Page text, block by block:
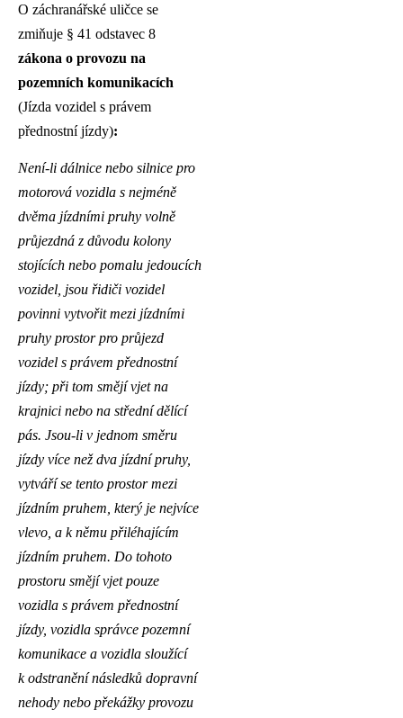
O záchranářské uličce se
zmiňuje § 41 odstavec 8
zákona o provozu na
pozemních komunikacích
(Jízda vozidel s právem
přednostní jízdy):
Není-li dálnice nebo silnice pro
motorová vozidla s nejméně
dvěma jízdními pruhy volně
průjezdná z důvodu kolony
stojících nebo pomalu jedoucích
vozidel, jsou řidiči vozidel
povinni vytvořit mezi jízdními
pruhy prostor pro průjezd
vozidel s právem přednostní
jízdy; při tom smějí vjet na
krajnici nebo na střední dělící
pás. Jsou-li v jednom směru
jízdy více než dva jízdní pruhy,
vytváří se tento prostor mezi
jízdním pruhem, který je nejvíce
vlevo, a k němu přiléhajícím
jízdním pruhem. Do tohoto
prostoru smějí vjet pouze
vozidla s právem přednostní
jízdy, vozidla správce pozemní
komunikace a vozidla sloužící
k odstranění následků dopravní
nehody nebo překážky provozu